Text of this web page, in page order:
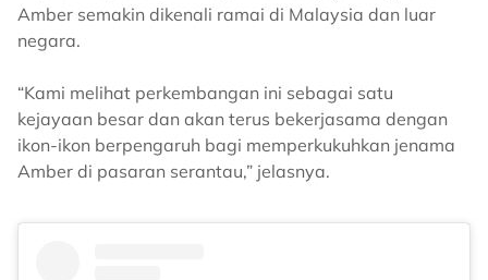
Amber semakin dikenali ramai di Malaysia dan luar
negara.
“Kami melihat perkembangan ini sebagai satu
kejayaan besar dan akan terus bekerjasama dengan
ikon-ikon berpengaruh bagi memperkukuhkan jenama
Amber di pasaran serantau,” jelasnya.